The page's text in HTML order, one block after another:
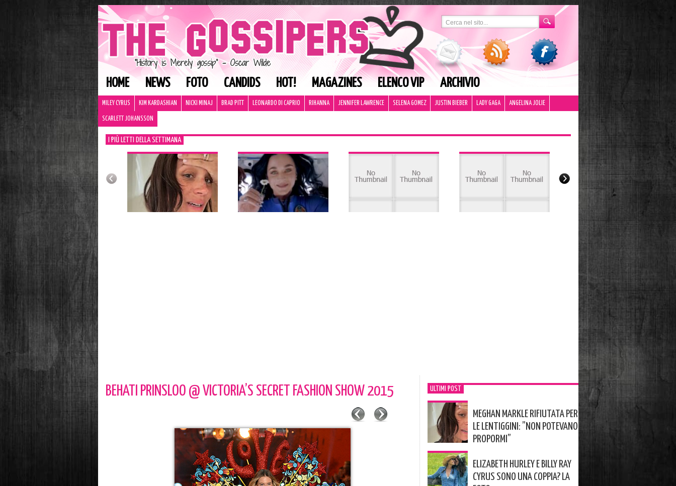
HOME NEWS FOTO CANDIDS HOT! MAGAZINES ELENCO VIP ARCHIVIO
MILEY CYRUS KIM KARDASHIAN NICKI MINAJ BRAD PITT LEONARDO DI CAPRIO RIHANNA JENNIFER LAWRENCE SELENA GOMEZ JUSTIN BIEBER LADY GAGA ANGELINA JOLIE
SCARLETT JOHANSSON
I PIÙ LETTI DELLA SETTIMANA
BEHATI PRINSLOO @ VICTORIA’S SECRET FASHION SHOW 2015 ULTIMI POST
MEGHAN MARKLE RIFIUTATA PER
LE LENTIGGINI: ”NON POTEVANO
PROPORMI”
ELIZABETH HURLEY E BILLY RAY
CYRUS SONO UNA COPPIA? LA